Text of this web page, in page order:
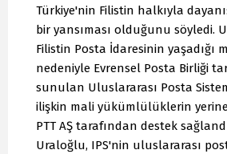
Türkiye'nin Filistin halkıyla
bir yansıması olduğunu söyledi.
Filistin Posta İdaresinin yaşadığı
nedeniyle Evrensel Posta Birliği
sunulan Uluslararası Posta
ilişkin mali yükümlülüklerin
PTT AŞ tarafından destek
Uraloğlu, IPS'nin uluslararası